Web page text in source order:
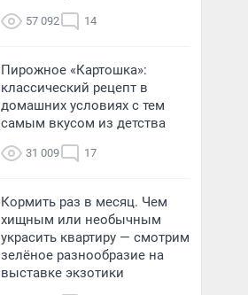
57 092 14
Пирожное «Картошка»:
классический рецепт в
домашних условиях с тем
самым вкусом из детства
31 009 17
Кормить раз в месяц. Чем
хищным или необычным
украсить квартиру — смотрим
зелёное разнообразие на
выставке экзотики